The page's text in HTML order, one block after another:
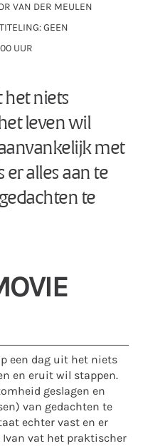
VAN DER MEULEN
GEEN
UUR
het niets
leven wil
met
er alles aan te
te
een dag uit het niets
en eruit wil stappen.
geslagen en
van gedachten te
echter vast en er
vat het praktischer